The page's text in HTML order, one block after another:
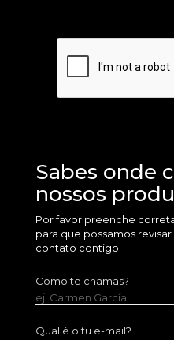
Sabes onde
nossos
Por favor preenche
para que possamos
contato contigo.
Como te chamas?
ej. Carmen García
Qual é o tu e-mail?